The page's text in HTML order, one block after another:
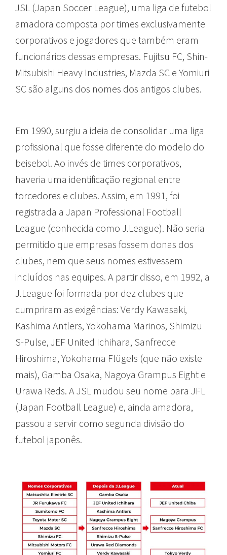
JSL (Japan Soccer League), uma liga de futebol
amadora composta por times exclusivamente
corporativos e jogadores que também eram
funcionários dessas empresas. Fujitsu FC, Shin-
Mitsubishi Heavy Industries, Mazda SC e Yomiuri
SC são alguns dos nomes dos antigos clubes.
Em 1990, surgiu a ideia de consolidar uma liga
profissional que fosse diferente do modelo do
beisebol. Ao invés de times corporativos,
haveria uma identificação regional entre
torcedores e clubes. Assim, em 1991, foi
registrada a Japan Professional Football
League (conhecida como J.League). Não seria
permitido que empresas fossem donas dos
clubes, nem que seus nomes estivessem
incluídos nas equipes. A partir disso, em 1992, a
J.League foi formada por dez clubes que
cumpriram as exigências: Verdy Kawasaki,
Kashima Antlers, Yokohama Marinos, Shimizu
S-Pulse, JEF United Ichihara, Sanfrecce
Hiroshima, Yokohama Flügels (que não existe
mais), Gamba Osaka, Nagoya Grampus Eight e
Urawa Reds. A JSL mudou seu nome para JFL
(Japan Football League) e, ainda amadora,
passou a servir como segunda divisão do
futebol japonês.